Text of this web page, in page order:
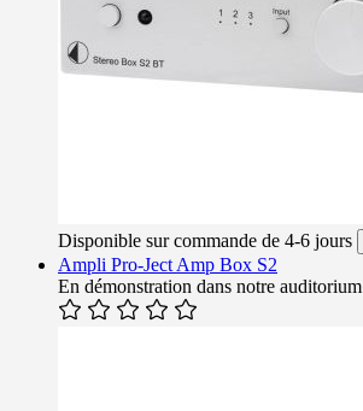
Disponible sur commande de 4-6 jours
Ampli Pro-Ject Amp Box S2
En démonstration dans notre auditorium